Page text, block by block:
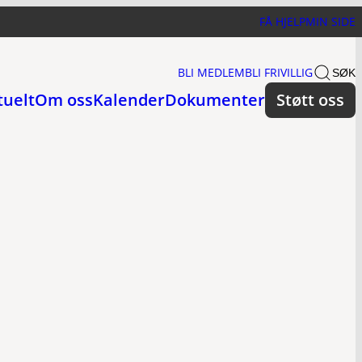
FÅ HJELPMIN SIDE
BLI MEDLEMBLI FRIVILLIG SØK
Om ossKalenderDokumenter Støtt oss